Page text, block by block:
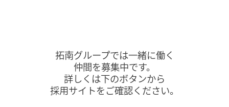
拓南グループでは一緒に働く
仲間を募集中です。
詳しくは下のボタンから
採用サイトをご確認ください。